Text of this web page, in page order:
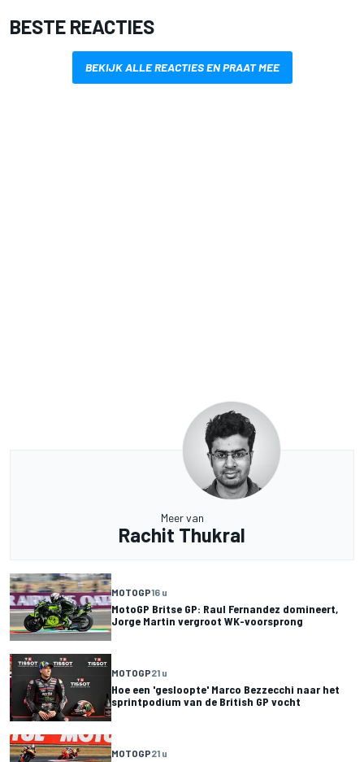
BESTE REACTIES
BEKIJK ALLE REACTIES EN PRAAT MEE
Meer van
Rachit Thukral
MOTOGP16 u
MotoGP Britse GP: Raul Fernandez domineert,
Jorge Martin vergroot WK-voorsprong
MOTOGP21 u
Hoe een 'gesloopte' Marco Bezzecchi naar het
sprintpodium van de British GP vocht
MOTOGP21 u